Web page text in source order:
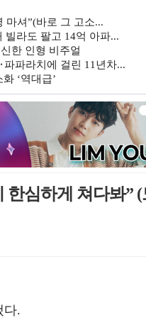
마셔”(바로 그 고소...
라도 팔고 14억 아파...
한 인형 비주얼
파라치에 걸린 11년차...
‘역대급’
한심하게 쳐다봐”
다.